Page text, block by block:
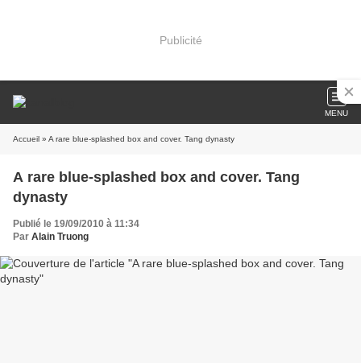
Publicité
MENU
Accueil » A rare blue-splashed box and cover. Tang dynasty
A rare blue-splashed box and cover. Tang
dynasty
Publié le 19/09/2010 à 11:34
Par Alain Truong